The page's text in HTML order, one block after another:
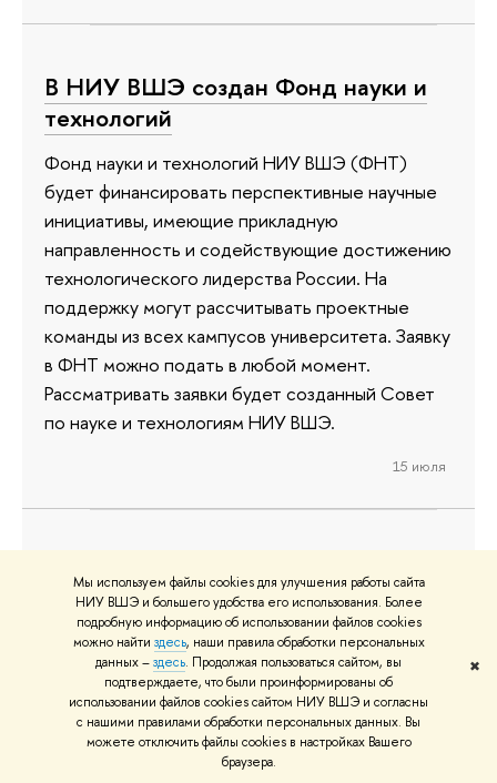
Мы используем файлы cookies для улучшения работы сайта
НИУ ВШЭ и большего удобства его использования. Более
подробную информацию об использовании файлов cookies
можно найти здесь, наши правила обработки персональных
данных –здесь. Продолжая пользоваться сайтом, вы
подтверждаете, что были проинформированы об
использовании файлов cookies сайтом НИУ ВШЭ и согласны
с нашими правилами обработки персональных данных. Вы
можете отключить файлы cookies в настройках Вашего
браузера.
✖
В НИУ ВШЭ создан Фонд науки и
технологий
Фонд науки и технологий НИУ ВШЭ (ФНТ)
будет финансировать перспективные научные
инициативы, имеющие прикладную
направленность и содействующие достижению
технологического лидерства России. На
поддержку могут рассчитывать проектные
команды из всех кампусов университета. Заявку
в ФНТ можно подать в любой момент.
Рассматривать заявки будет созданный Совет
по науке и технологиям НИУ ВШЭ.
15 июля
Нейросеть НИУ ВШЭ iFORA.LLM
включена в Реестр российского
программного обеспечения
Адаптированная большая языковая модель для
сферы науки, технологий и инноваций (далее —
iFORA.LLM, модель), разработанная экспертами
Института статистических исследований и